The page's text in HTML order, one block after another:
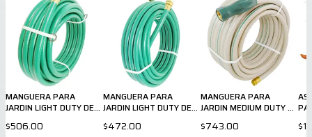
MANGUERA PARA
JARDIN LIGHT DUTY DE
$506.00
MANGUERA PARA
JARDIN LIGHT DUTY DE
$472.00
MANGUERA PARA
JARDIN MEDIUM DUTY DE
$743.00